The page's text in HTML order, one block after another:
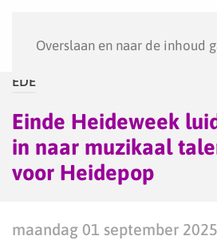
Overslaan en naar de inhoud
EDE
Einde Heideweek
in naar muzikaal
voor Heidepop
maandag 01 september